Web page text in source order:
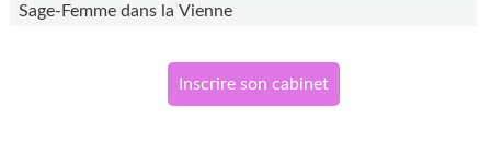
Sage-Femme dans la Vienne
Inscrire son cabinet